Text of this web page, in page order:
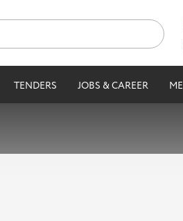
TENDERS JOBS & CAREER